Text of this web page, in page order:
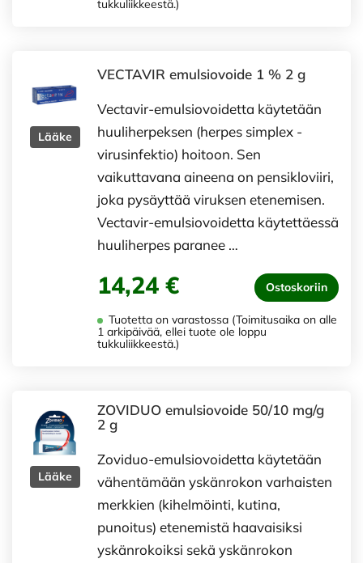
tukkuliikkeestä.)
Lääke
VECTAVIR emulsiovoide 1 % 2 g
Vectavir-emulsiovoidetta käytetään
huuliherpeksen (herpes simplex -
virusinfektio) hoitoon. Sen
vaikuttavana aineena on pensikloviiri,
joka pysäyttää viruksen etenemisen.
Vectavir-emulsiovoidetta käytettäessä
huuliherpes paranee …
14,24 € Ostoskoriin
Tuotetta on varastossa (Toimitusaika on alle
1 arkipäivää, ellei tuote ole loppu
tukkuliikkeestä.)
Lääke
ZOVIDUO emulsiovoide 50/10 mg/g
2 g
Zoviduo-emulsiovoidetta käytetään
vähentämään yskänrokon varhaisten
merkkien (kihelmöinti, kutina,
punoitus) etenemistä haavaisiksi
yskänrokoiksi sekä yskänrokon